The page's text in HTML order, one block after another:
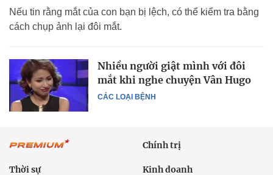
Nếu tin rằng mắt của con bạn bị lệch, có thể kiểm tra bằng
cách chụp ảnh lại đôi mắt.
CÁC LOẠI BỆNH
Nhiều người giật mình với đôi
mắt khi nghe chuyện Vân Hugo
Chính trị
Thời sự Kinh doanh